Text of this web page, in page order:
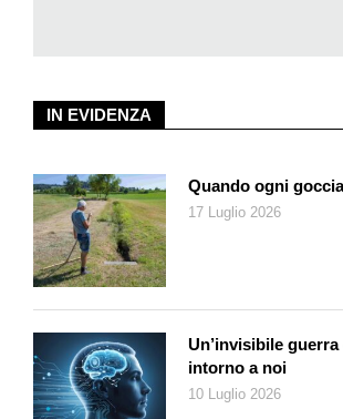
guerra mondiale, il nostro vivere civile,
essere fondato, sia nel modo con cui le sue
Il linguaggio di Zerocalcare, naturalmente,
cui sono imperniati i suoi fumetti e le sue
parlata in gergo, fatta di frasi smozzicate,
trovate assolutamente esilaranti trascina
episodio in episodio, mentre le musiche di
l’accurata sonorizzazione di Jonathan Zenti
le soluzioni narrative.
Oggi che Donald Trump, la notizia è di alcuni
firmato un ordine esecutivo col quale
IN EVIDENZA
Quando ogni
17 Luglio 2026
Un’invisibile
intorno a noi
10 Luglio 2026